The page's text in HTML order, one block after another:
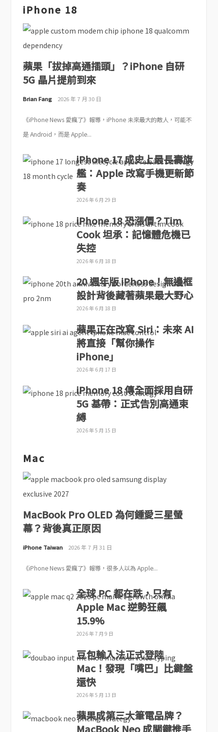
iPhone 18
蘋果「拔掉高通插頭」？iPhone 自研
5G 晶片提前到來
Brian Fang 2026 年 7 月 30 日
《iPhone News 愛瘋了》報導，iPhone 未來最大的敵人，可能不
是 Android，而是 Apple...
iPhone 17 成史上最長壽旗
艦：Apple 改寫手機更新節
奏
2026 年 6 月 29 日
iPhone 18 恐漲價？Tim
Cook 坦承：記憶體危機已
失控
2026 年 6 月 18 日
20 週年版 iPhone！無邊框
設計背後藏著蘋果最大野心
2026 年 6 月 18 日
蘋果正在改寫 Siri：未來 AI
將直接「幫你操作
iPhone」
2026 年 6 月 17 日
iPhone 18 傳全面採用自研
5G 基帶：正式告別高通束
縛
2026 年 5 月 15 日
Mac
MacBook Pro OLED 為何鍾愛三星螢
幕？背後真正原因
iPhone Taiwan 2026 年 7 月 31 日
《iPhone News 愛瘋了》報導，很多人以為 Apple...
全球 PC 都在跌，只有
Apple Mac 逆勢狂飆
15.9%
2026 年 7 月 9 日
豆包輸入法正式登陸
Mac！發現「嘴巴」比鍵盤
還快
2026 年 5 月 13 日
蘋果成第三大筆電品牌？
MacBook Neo 成關鍵推手